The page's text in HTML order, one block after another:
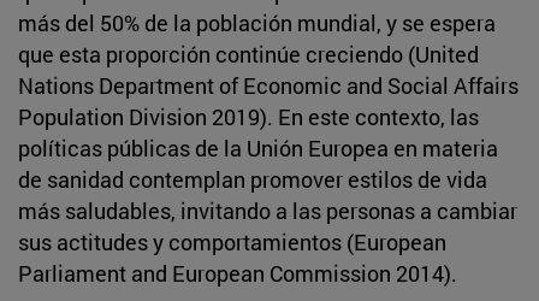
más del 50% de la población mundial, y se espera
que esta proporción continúe creciendo (United
Nations Department of Economic and Social Affairs
Population Division 2019). En este contexto, las
políticas públicas de la Unión Europea en materia
de sanidad contemplan promover estilos de vida
más saludables, invitando a las personas a cambiar
sus actitudes y comportamientos (European
Parliament and European Commission 2014).